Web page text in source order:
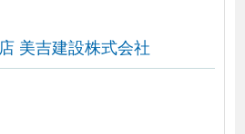
美吉建設株式会社